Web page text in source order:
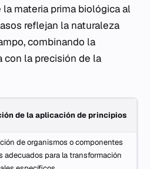
materia prima biológica al
reflejan la naturaleza
combinando la
la precisión de la
de la aplicación de principios
de organismos o componentes
adecuados para la transformación